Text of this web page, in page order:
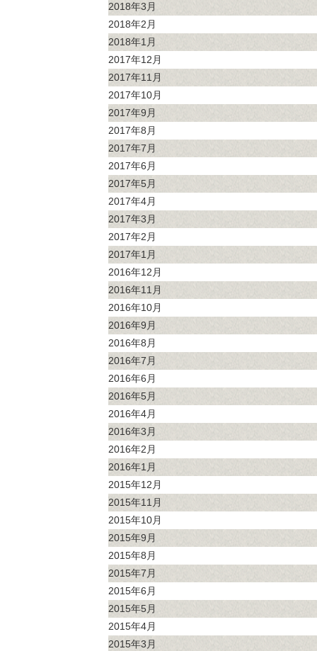
2018年3月
2018年2月
2018年1月
2017年12月
2017年11月
2017年10月
2017年9月
2017年8月
2017年7月
2017年6月
2017年5月
2017年4月
2017年3月
2017年2月
2017年1月
2016年12月
2016年11月
2016年10月
2016年9月
2016年8月
2016年7月
2016年6月
2016年5月
2016年4月
2016年3月
2016年2月
2016年1月
2015年12月
2015年11月
2015年10月
2015年9月
2015年8月
2015年7月
2015年6月
2015年5月
2015年4月
2015年3月